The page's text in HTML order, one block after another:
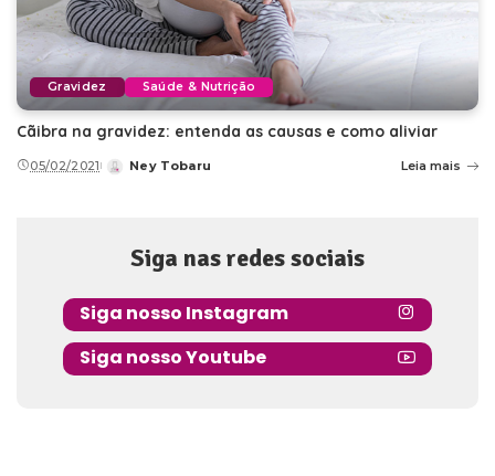
Gravidez Saúde & Nutrição
Cãibra na gravidez: entenda as causas e como aliviar
05/02/2021
Posted
Ney Tobaru Leia mais
Siga nas redes sociais
Siga nosso Instagram
Siga nosso Youtube